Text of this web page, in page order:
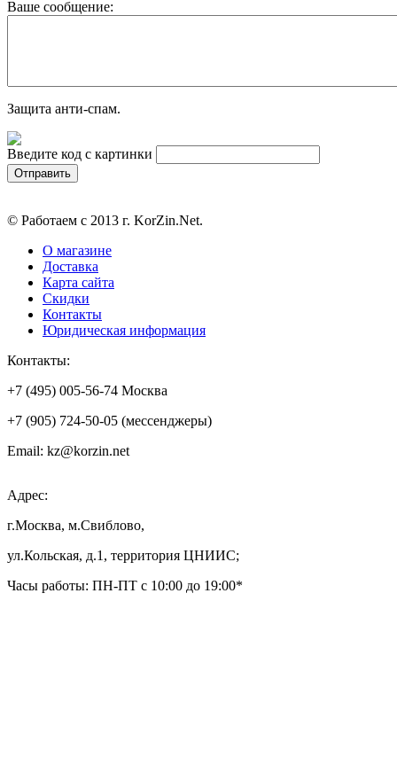
Ваше сообщение:
Защита анти-спам.
Введите код с картинки
© Работаем с 2013 г. KorZin.Net.
О магазине
Доставка
Карта сайта
Скидки
Контакты
Юридическая информация
Контакты:
+7 (495) 005-56-74 Москва
+7 (905) 724-50-05 (мессенджеры)
Email: kz@korzin.net
Адрес:
г.Москва, м.Свиблово,
ул.Кольская, д.1, территория ЦНИИС;
Часы работы: ПН-ПТ с 10:00 до 19:00*